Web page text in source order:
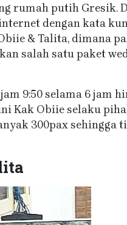
rumah putih Gresik.
dengan kata
& Talita, dimana
salah satu paket
9:50 selama 6 jam
Kak Obiie selaku
300pax sehingga